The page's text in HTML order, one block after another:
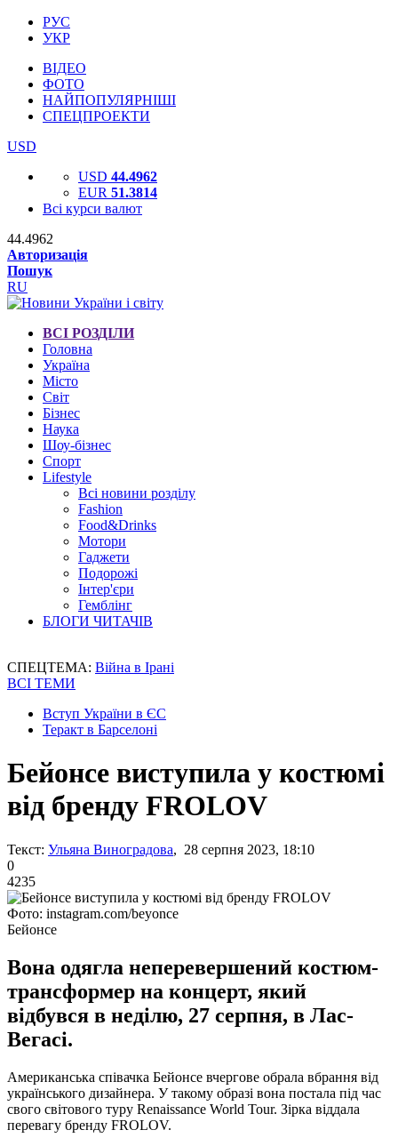
РУС
УКР
ВІДЕО
ФОТО
НАЙПОПУЛЯРНІШІ
СПЕЦПРОЕКТИ
USD
USD 44.4962
EUR 51.3814
Всі курси валют
44.4962
Авторизація
Пошук
RU
ВСІ РОЗДІЛИ
Головна
Україна
Місто
Світ
Бізнес
Наука
Шоу-бізнес
Спорт
Lifestyle
Всі новини розділу
Fashion
Food&Drinks
Мотори
Гаджети
Подорожі
Інтер'єри
Гемблінг
БЛОГИ ЧИТАЧІВ
СПЕЦТЕМА: Війна в Ірані
ВСІ ТЕМИ
Вступ України в ЄС
Теракт в Барселоні
Бейонсе виступила у костюмі
від бренду FROLOV
Текст: Ульяна Виноградова, 28 серпня 2023, 18:10
0
4235
Фото: instagram.com/beyonce
Бейонсе
Вона одягла неперевершений костюм-
трансформер на концерт, який
відбувся в неділю, 27 серпня, в Лас-
Вегасі.
Американська співачка Бейонсе вчергове обрала вбрання від
українського дизайнера. У такому образі вона постала під час
свого світового туру Renaissance World Tour. Зірка віддала
перевагу бренду FROLOV.